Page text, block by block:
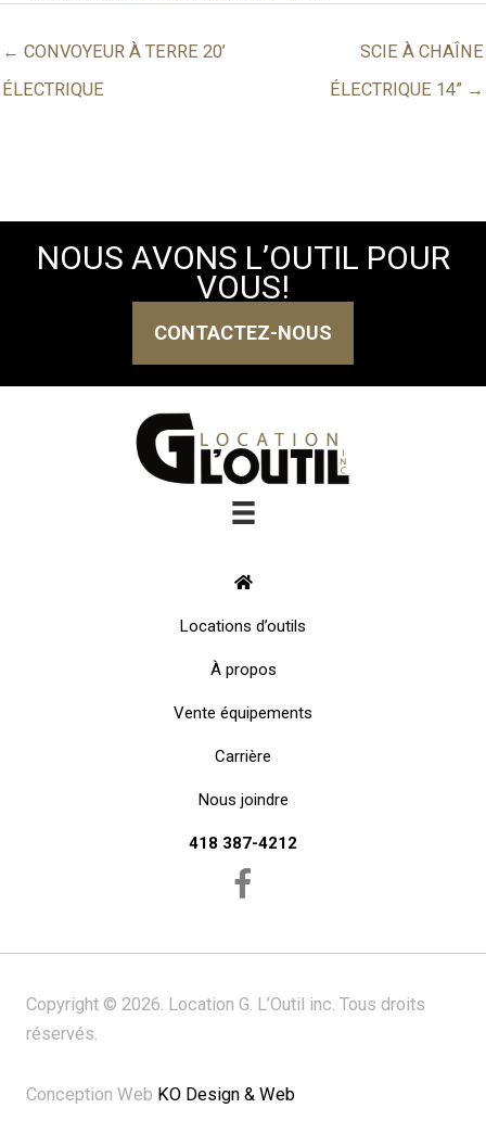
← CONVOYEUR À TERRE 20’
ÉLECTRIQUE
SCIE À CHAÎNE
ÉLECTRIQUE 14” →
NOUS AVONS L’OUTIL POUR
VOUS!
CONTACTEZ-NOUS
Locations d’outils
À propos
Vente équipements
Carrière
Nous joindre
418 387-4212
Copyright © 2026. Location G. L’Outil inc. Tous droits
réservés.
Conception Web KO Design & Web